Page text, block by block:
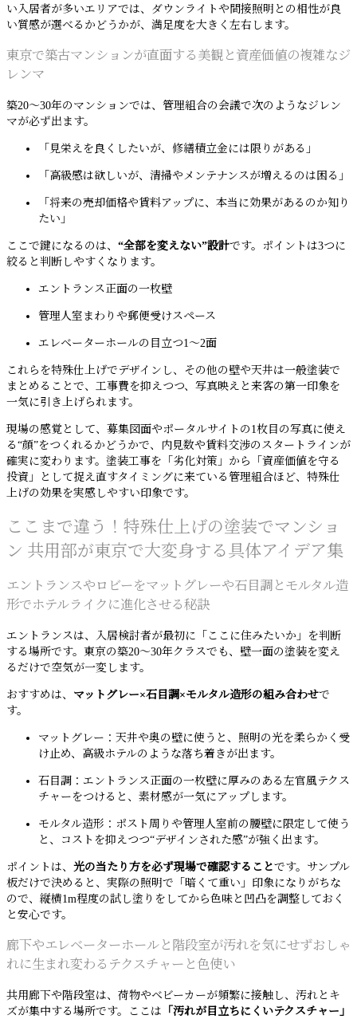
い入居者が多いエリアでは、ダウンライトや間接照明との相性が良
い質感が選べるかどうかが、満足度を大きく左右します。
東京で築古マンションが直面する美観と資産価値の複雑なジ
レンマ
築20〜30年のマンションでは、管理組合の会議で次のようなジレン
マが必ず出ます。
「見栄えを良くしたいが、修繕積立金には限りがある」
「高級感は欲しいが、清掃やメンテナンスが増えるのは困る」
「将来の売却価格や賃料アップに、本当に効果があるのか知り
たい」
ここで鍵になるのは、 “全部を変えない”設計です。ポイントは3つに
絞ると判断しやすくなります。
エントランス正面の一枚壁
管理人室まわりや郵便受けスペース
エレベーターホールの目立つ1〜2面
これらを特殊仕上げでデザインし、その他の壁や天井は一般塗装で
まとめることで、工事費を抑えつつ、写真映えと来客の第一印象を
一気に引き上げられます。
現場の感覚として、募集図面やポータルサイトの1枚目の写真に使え
る“顔”をつくれるかどうかで、内見数や賃料交渉のスタートラインが
確実に変わります。塗装工事を「劣化対策」から「資産価値を守る
投資」として捉え直すタイミングに来ている管理組合ほど、特殊仕
上げの効果を実感しやすい印象です。
ここまで違う！特殊仕上げの塗装でマンショ
ン 共用部が東京で大変身する具体アイデア集
エントランスやロビーをマットグレーや石目調とモルタル造
形でホテルライクに進化させる秘訣
エントランスは、入居検討者が最初に「ここに住みたいか」を判断
する場所です。東京の築20〜30年クラスでも、壁一面の塗装を変え
るだけで空気が一変します。
おすすめは、 マットグレー×石目調×モルタル造形の組み合わせで
す。
マットグレー：天井や奥の壁に使うと、照明の光を柔らかく受
け止め、高級ホテルのような落ち着きが出ます。
石目調：エントランス正面の一枚壁に厚みのある左官風テクス
チャーをつけると、素材感が一気にアップします。
モルタル造形：ポスト周りや管理人室前の腰壁に限定して使う
と、コストを抑えつつ“デザインされた感”が強く出ます。
ポイントは、 光の当たり方を必ず現場で確認することです。サンプル
板だけで決めると、実際の照明で「暗くて重い」印象になりがちな
ので、縦横1m程度の試し塗りをしてから色味と凹凸を調整しておく
と安心です。
廊下やエレベーターホールと階段室が汚れを気にせずおしゃ
れに生まれ変わるテクスチャーと色使い
共用廊下や階段室は、荷物やベビーカーが頻繁に接触し、汚れとキ
ズが集中する場所です。ここは 「汚れが目立ちにくいテクスチャー」